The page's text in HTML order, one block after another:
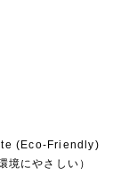
(Eco-Friendly)
境にやさしい）